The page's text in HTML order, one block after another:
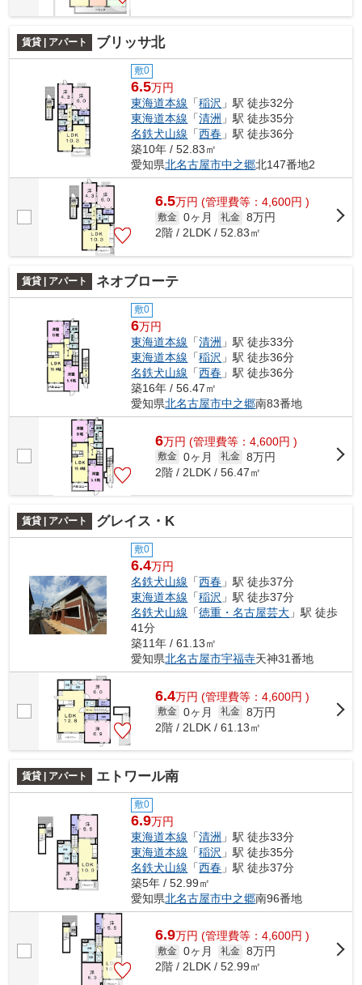
賃貸 | アパート ブリッサ北
敷0
6.5万円
東海道本線 「稲沢 」駅 徒歩32分
東海道本線 「清洲 」駅 徒歩35分
名鉄犬山線 「西春 」駅 徒歩36分
築10年 / 52.83㎡
愛知県北名古屋市中之郷北147番地2
6.5万円 (管理費等：4,600円 )
敷金 0ヶ月 礼金 8万円
2階 / 2LDK / 52.83㎡
賃貸 | アパート ネオブローテ
敷0
6万円
東海道本線 「清洲 」駅 徒歩33分
東海道本線 「稲沢 」駅 徒歩36分
名鉄犬山線 「西春 」駅 徒歩36分
築16年 / 56.47㎡
愛知県北名古屋市中之郷南83番地
6万円 (管理費等：4,600円 )
敷金 0ヶ月 礼金 8万円
2階 / 2LDK / 56.47㎡
賃貸 | アパート グレイス・K
敷0
6.4万円
名鉄犬山線 「西春 」駅 徒歩37分
東海道本線 「稲沢 」駅 徒歩37分
名鉄犬山線 「徳重・名古屋芸大 」駅 徒歩
41分
築11年 / 61.13㎡
愛知県北名古屋市宇福寺天神31番地
6.4万円 (管理費等：4,600円 )
敷金 0ヶ月 礼金 8万円
2階 / 2LDK / 61.13㎡
賃貸 | アパート エトワール南
敷0
6.9万円
東海道本線 「清洲 」駅 徒歩33分
東海道本線 「稲沢 」駅 徒歩35分
名鉄犬山線 「西春 」駅 徒歩37分
築5年 / 52.99㎡
愛知県北名古屋市中之郷南96番地
6.9万円 (管理費等：4,600円 )
敷金 0ヶ月 礼金 8万円
2階 / 2LDK / 52.99㎡